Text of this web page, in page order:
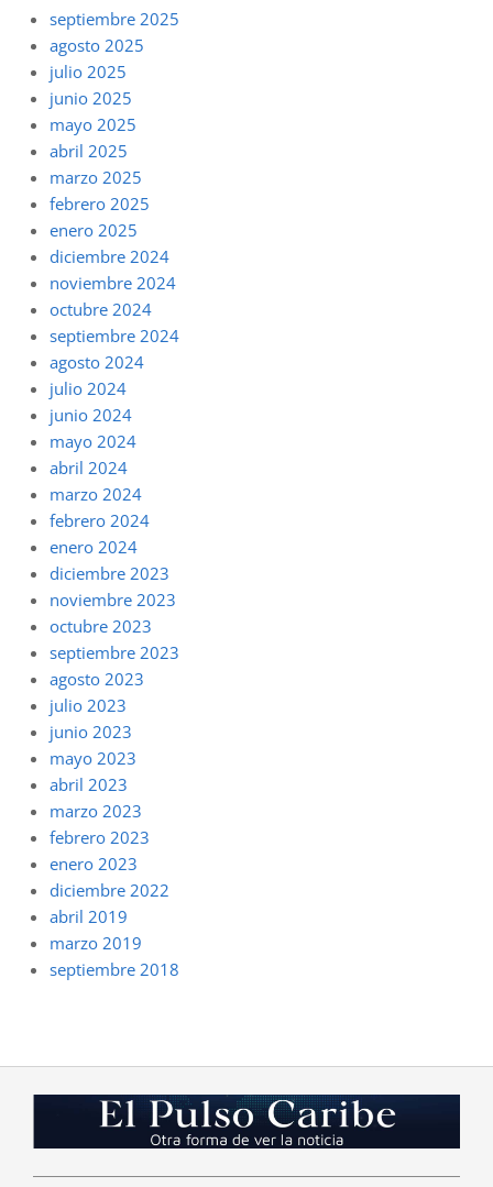
septiembre 2025
agosto 2025
julio 2025
junio 2025
mayo 2025
abril 2025
marzo 2025
febrero 2025
enero 2025
diciembre 2024
noviembre 2024
octubre 2024
septiembre 2024
agosto 2024
julio 2024
junio 2024
mayo 2024
abril 2024
marzo 2024
febrero 2024
enero 2024
diciembre 2023
noviembre 2023
octubre 2023
septiembre 2023
agosto 2023
julio 2023
junio 2023
mayo 2023
abril 2023
marzo 2023
febrero 2023
enero 2023
diciembre 2022
abril 2019
marzo 2019
septiembre 2018